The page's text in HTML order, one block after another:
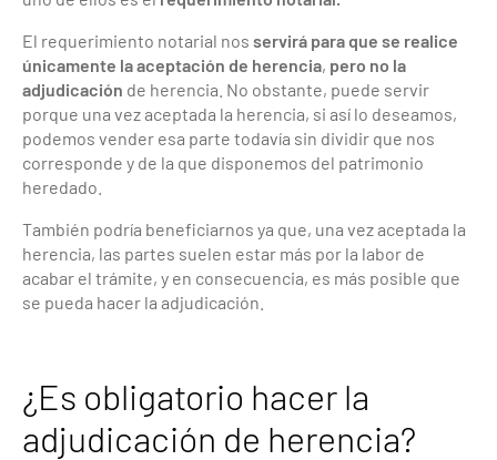
El requerimiento notarial nos servirá para que se realice
únicamente la aceptación de herencia, pero no la
adjudicación de herencia. No obstante, puede servir
porque una vez aceptada la herencia, si así lo deseamos,
podemos vender esa parte todavía sin dividir que nos
corresponde y de la que disponemos del patrimonio
heredado.
También podría beneficiarnos ya que, una vez aceptada la
herencia, las partes suelen estar más por la labor de
acabar el trámite, y en consecuencia, es más posible que
se pueda hacer la adjudicación.
¿Es obligatorio hacer la
adjudicación de herencia?